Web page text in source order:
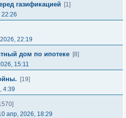
газификацией
[1]
22:19
дом по ипотеке [8]
15:11
[19]
4:39
апр, 2026, 18:29